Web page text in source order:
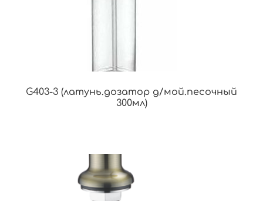
G403-3 (латунь.дозатор д/мой.песочный
300мл)